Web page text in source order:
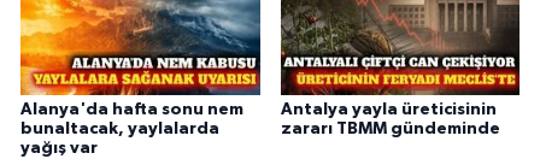
Alanya'da hafta sonu nem
bunaltacak, yaylalarda
yağış var
Antalya yayla üreticisinin
zararı TBMM gündeminde